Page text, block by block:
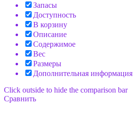
Запасы
Доступность
В корзину
Описание
Содержимое
Вес
Размеры
Дополнительная информация
Click outside to hide the comparison bar
Сравнить